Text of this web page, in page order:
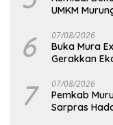
UMKM
6 07/08/2026
Buka Mura
Gerakkan
7 07/08/2026
Pemkab
Sarpras